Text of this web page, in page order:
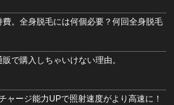
。全身脱毛には何個必要？何回全身脱毛
で購入しちゃいけない理由。
ャージ能力UPで照射速度がより高速に！